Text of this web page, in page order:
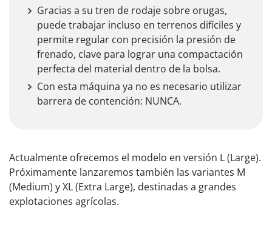
Gracias a su tren de rodaje sobre orugas,
puede trabajar incluso en terrenos difíciles y
permite regular con precisión la presión de
frenado, clave para lograr una compactación
perfecta del material dentro de la bolsa.
Con esta máquina ya no es necesario utilizar
barrera de contención: NUNCA.
Actualmente ofrecemos el modelo en versión L (Large).
Próximamente lanzaremos también las variantes M
(Medium) y XL (Extra Large), destinadas a grandes
explotaciones agrícolas.